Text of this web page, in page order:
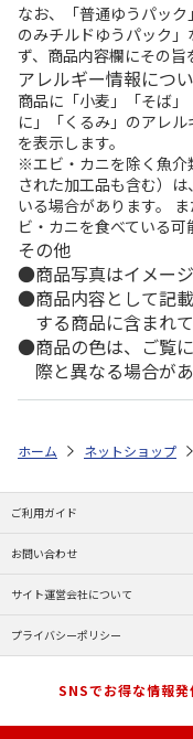
なお、「普通ゆうパッ
のみチルドゆうパック
ず、商品内容欄にその旨
アレルギー情報につ
商品に「小麦」「そば
に」「くるみ」のアレ
を表示します。
※エビ・カニを除く魚介
された加工品も含む）
いる場合があります。
ビ・カニを食べている可
その他
商品写真はイメージ
商品内容として記
する商品に含まれ
商品の色は、ご覧
際と異なる場合があ
ホーム ネットショップ
ご利用ガイド
お問い合わせ
サイト運営会社について
プライバシーポリシー
SNSでお得な情報発